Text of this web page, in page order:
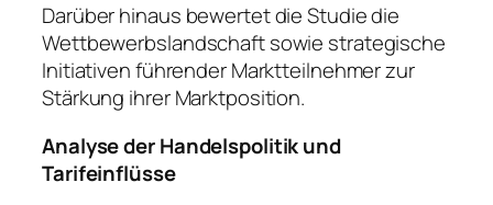
Darüber hinaus bewertet die Studie die
Wettbewerbslandschaft sowie strategische
Initiativen führender Marktteilnehmer zur
Stärkung ihrer Marktposition.
Analyse der Handelspolitik und
Tarifeinflüsse